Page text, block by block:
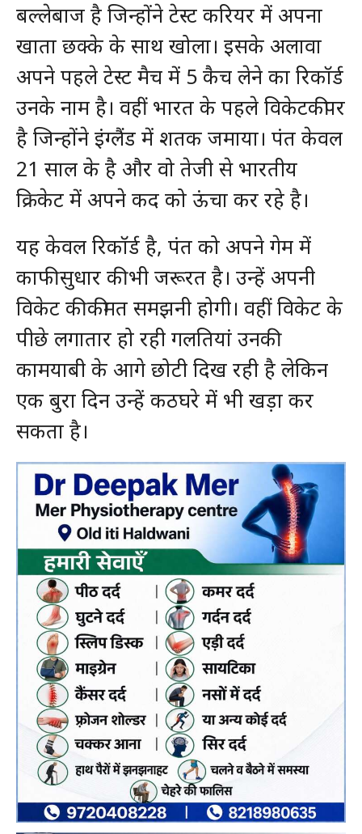
बल्लेबाज है जिन्होंने टेस्ट करियर में अपना
खाता छक्के के साथ खोला। इसके अलावा
अपने पहले टेस्ट मैच में 5 कैच लेने का रिकॉर्ड
उनके नाम है। वहीं भारत के पहले विकेटकीपर
है जिन्होंने इंग्लैंड में शतक जमाया। पंत केवल
21 साल के है और वो तेजी से भारतीय
क्रिकेट में अपने कद को ऊंचा कर रहे है।
यह केवल रिकॉर्ड है, पंत को अपने गेम में
काफी सुधार की भी जरूरत है। उन्हें अपनी
विकेट की कीमत समझनी होगी। वहीं विकेट के
पीछे लगातार हो रही गलतियां उनकी
कामयाबी के आगे छोटी दिख रही है लेकिन
एक बुरा दिन उन्हें कठघरे में भी खड़ा कर
सकता है।